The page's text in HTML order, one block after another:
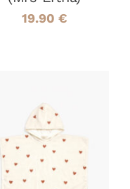
19.90 €
CHOIX DES
OPTIONS
CE
PRODUIT
/
DÉTAILS